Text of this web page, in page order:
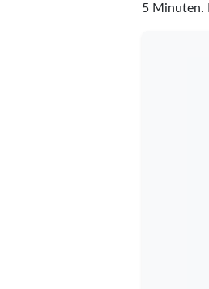
5 Minuten.